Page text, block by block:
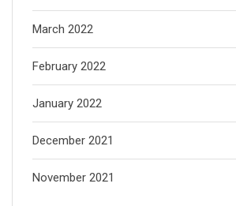
March 2022
February 2022
January 2022
December 2021
November 2021